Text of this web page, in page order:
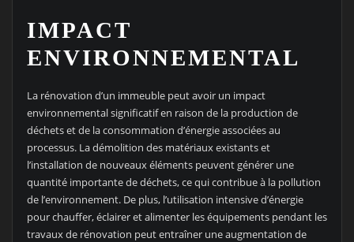
IMPACT
ENVIRONNEMENTAL
La rénovation d’un immeuble peut avoir un impact
environnemental significatif en raison de la production de
déchets et de la consommation d’énergie associées au
processus. La démolition des matériaux existants et
l’installation de nouveaux éléments peuvent générer une
quantité importante de déchets, ce qui contribue à la pollution
de l’environnement. De plus, l’utilisation intensive d’énergie
pour chauffer, éclairer et alimenter les équipements pendant les
travaux de rénovation peut entraîner une augmentation de